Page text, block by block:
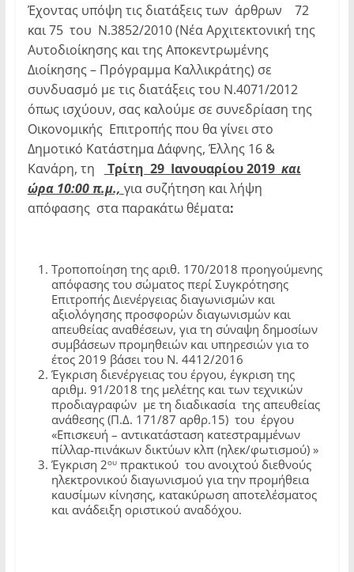
Έχοντας υπόψη τις διατάξεις των άρθρων 72
και 75 του Ν.3852/2010 (Νέα Αρχιτεκτονική της
Αυτοδιοίκησης και της Αποκεντρωμένης
Διοίκησης – Πρόγραμμα Καλλικράτης) σε
συνδυασμό με τις διατάξεις του Ν.4071/2012
όπως ισχύουν, σας καλούμε σε συνεδρίαση της
Οικονομικής Επιτροπής που θα γίνει στο
Δημοτικό Κατάστημα Δάφνης, Έλλης 16 &
Κανάρη, τη
Τρίτη 29 Ιανουαρίου 2019 και
ώρα 10:00 π.μ., για συζήτηση και λήψη
απόφασης στα παρακάτω θέματα:
Τροποποίηση της αριθ. 170/2018 προηγούμενης
απόφασης του σώματος περί Συγκρότησης
Επιτροπής Διενέργειας διαγωνισμών και
αξιολόγησης προσφορών διαγωνισμών και
απευθείας αναθέσεων, για τη σύναψη δημοσίων
συμβάσεων προμηθειών και υπηρεσιών για το
έτος 2019 βάσει του Ν. 4412/2016
Έγκριση διενέργειας του έργου, έγκριση της
αριθμ. 91/2018 της μελέτης και των τεχνικών
προδιαγραφών με τη διαδικασία της απευθείας
ανάθεσης (Π.Δ. 171/87 αρθρ.15) του έργου
«Επισκευή – αντικατάσταση κατεστραμμένων
πίλλαρ-πινάκων δικτύων κλπ (ηλεκ/φωτισμού) »
Έγκριση 2ουπρακτικού του ανοιχτού διεθνούς
ηλεκτρονικού διαγωνισμού για την προμήθεια
καυσίμων κίνησης, κατακύρωση αποτελέσματος
και ανάδειξη οριστικού αναδόχου.